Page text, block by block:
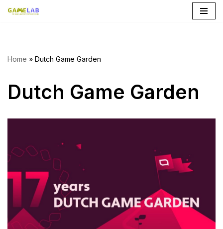
de
Home » Dutch Game Garden
Dutch Game Garden